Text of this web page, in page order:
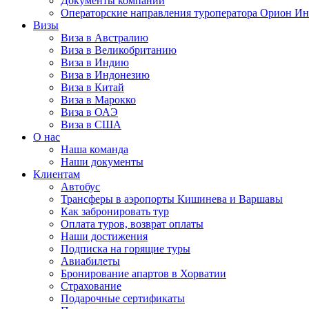
Операторские направления туроператора Орион
Визы
Виза в Австралию
Виза в Великобританию
Виза в Индию
Виза в Индонезию
Виза в Китай
Виза в Марокко
Виза в ОАЭ
Виза в США
О нас
Наша команда
Наши документы
Клиентам
Автобус
Трансферы в аэропорты Кишинева и Варшавы
Как забронировать тур
Оплата туров, возврат оплаты
Наши достижения
Подписка на горящие туры
Авиабилеты
Бронирование апартов в Хорватии
Страхование
Подарочные сертификаты